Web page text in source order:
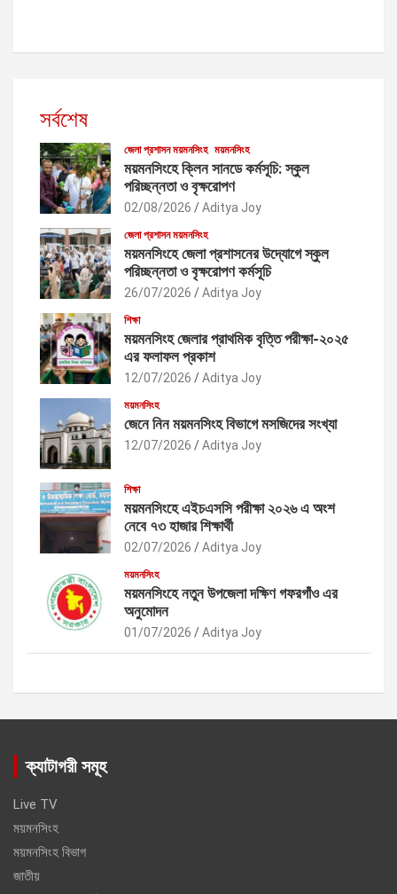
সর্বশেষ
জেলা প্রশাসন ময়মনসিংহ ময়মনসিংহ
ময়মনসিংহে ক্লিন সানডে কর্মসূচি: স্কুল
পরিচ্ছন্নতা ও বৃক্ষরোপণ
02/08/2026 Aditya Joy
জেলা প্রশাসন ময়মনসিংহ
ময়মনসিংহে জেলা প্রশাসনের উদ্যোগে স্কুল
পরিচ্ছন্নতা ও বৃক্ষরোপণ কর্মসূচি
26/07/2026 Aditya Joy
শিক্ষা
ময়মনসিংহ জেলার প্রাথমিক বৃত্তি পরীক্ষা-২০২৫
এর ফলাফল প্রকাশ
12/07/2026 Aditya Joy
ময়মনসিংহ
জেনে নিন ময়মনসিংহ বিভাগে মসজিদের সংখ্যা
12/07/2026 Aditya Joy
শিক্ষা
ময়মনসিংহে এইচএসসি পরীক্ষা ২০২৬ এ অংশ
নেবে ৭৩ হাজার শিক্ষার্থী
02/07/2026 Aditya Joy
ময়মনসিংহ
ময়মনসিংহে নতুন উপজেলা দক্ষিণ গফরগাঁও এর
অনুমোদন
01/07/2026 Aditya Joy
ক্যাটাগরী সমূহ
Live TV
ময়মনসিংহ
ময়মনসিংহ বিভাগ
জাতীয়